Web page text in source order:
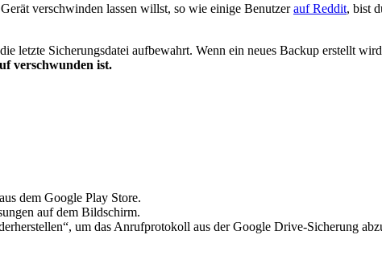
verschwinden lassen willst, so wie einige Benutzerauf Reddit, bist
letzte Sicherungsdatei aufbewahrt. Wenn ein neues Backup erstellt
verschwunden ist.
dem Google Play Store.
auf dem Bildschirm.
um das Anrufprotokoll aus der Google Drive-Sicherung